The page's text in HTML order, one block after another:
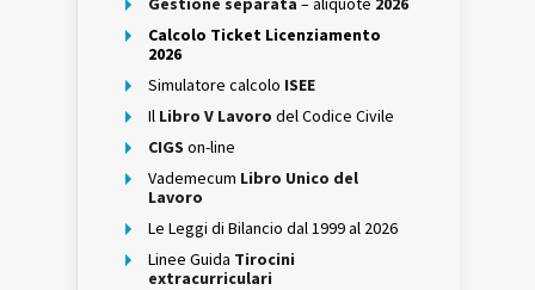
Calcolo Ticket Licenziamento
2026
Simulatore calcolo ISEE
Il Libro V Lavoro del Codice Civile
CIGS on-line
Vademecum Libro Unico del
Lavoro
Le Leggi di Bilancio dal 1999 al 2026
Linee Guida Tirocini
extracurriculari